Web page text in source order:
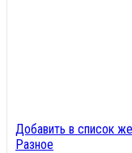
Добавить в список
Разное